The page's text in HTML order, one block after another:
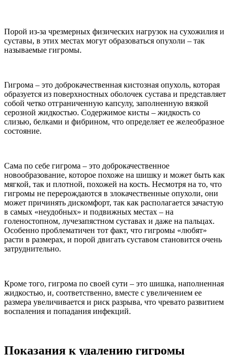
Порой из-за чрезмерных физических нагрузок на сухожилия и
суставы, в этих местах могут образоваться опухоли – так
называемые гигромы.
Гигрома – это доброкачественная кистозная опухоль, которая
образуется из поверхностных оболочек сустава и представляет
собой четко отграниченную капсулу, заполненную вязкой
серозной жидкостью. Содержимое кисты – жидкость со
слизью, белками и фибрином, что определяет ее желеобразное
состояние.
Сама по себе гигрома – это доброкачественное
новообразование, которое похоже на шишку и может быть как
мягкой, так и плотной, похожей на кость. Несмотря на то, что
гигромы не перерождаются в злокачественные опухоли, они
может причинять дискомфорт, так как располагается зачастую
в самых «неудобных» и подвижных местах – на
голеностопном, лучезапястном суставах и даже на пальцах.
Особенно проблематичен тот факт, что гигромы «любят»
расти в размерах, и порой двигать суставом становится очень
затруднительно.
Кроме того, гигрома по своей сути – это шишка, наполненная
жидкостью, и, соответственно, вместе с увеличением ее
размера увеличивается и риск разрыва, что чревато развитием
воспаления и попадания инфекций.
Показания к удалению гигромы